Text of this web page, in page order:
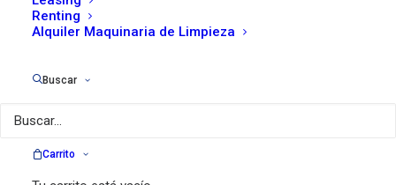
Renting
Alquiler Maquinaria de Limpieza
Buscar
Carrito
Tabla Comparativa de Modelos
CESAB M300
M315–